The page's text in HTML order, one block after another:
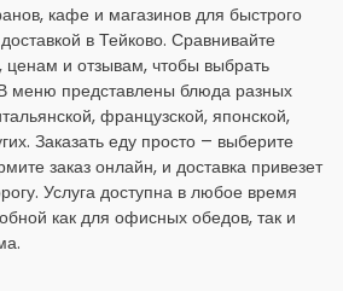
кафе и магазинов для быстрого
в Тейково. Сравнивайте
ценам и отзывам, чтобы выбрать
меню представлены блюда разных
французской, японской,
Заказать еду просто – выберите
заказ онлайн, и доставка привезет
Услуга доступна в любое время
как для офисных обедов, так и